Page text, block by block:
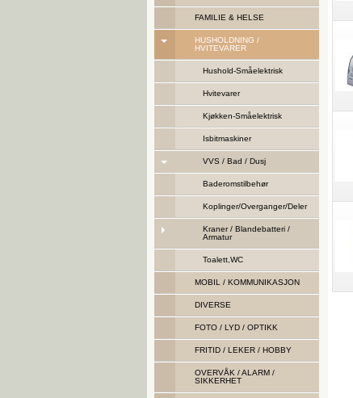
FAMILIE & HELSE
HUSHOLDNING /
HVITEVARER
Hushold-Småelektrisk
Hvitevarer
Kjøkken-Småelektrisk
Isbitmaskiner
VVS / Bad / Dusj
Baderomstilbehør
Koplinger/Overganger/Deler
Kraner / Blandebatteri /
Armatur
Toalett,WC
MOBIL / KOMMUNIKASJON
DIVERSE
FOTO / LYD / OPTIKK
FRITID / LEKER / HOBBY
OVERVÅK / ALARM /
SIKKERHET